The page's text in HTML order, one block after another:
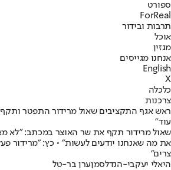
ספורט
ForReal
תרבות ובידור
אוכל
מגזין
אנחנו מגייסים
English
X
כלכלה
צרכנות
ראש אגף התקציבים שאול מרידור התפטר ותקף
עוד"
שאול מרידור תקף את שר האוצר במכתב: "לא
את מה שאנחנו יודעים לעשות" • כץ: "מרידור
צרים"
היאלי יעקבי-הנדלסמןערן בר-טל